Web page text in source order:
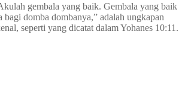
gembala yang baik. Gembala yang baik
domba dombanya,” adalah ungkapan
seperti yang dicatat dalam Yohanes 10:11.